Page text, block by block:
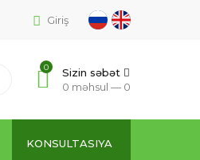
Giriş
0
Sizin səbət
0 məhsul — 0
KONSULTASIYA